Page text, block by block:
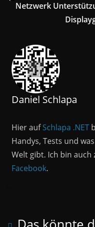
Netzwerk
Daniel Schlapa
Hier aufSchlapa .NET
Handys, Tests und
Welt gibt. Ich bin
Facebook.